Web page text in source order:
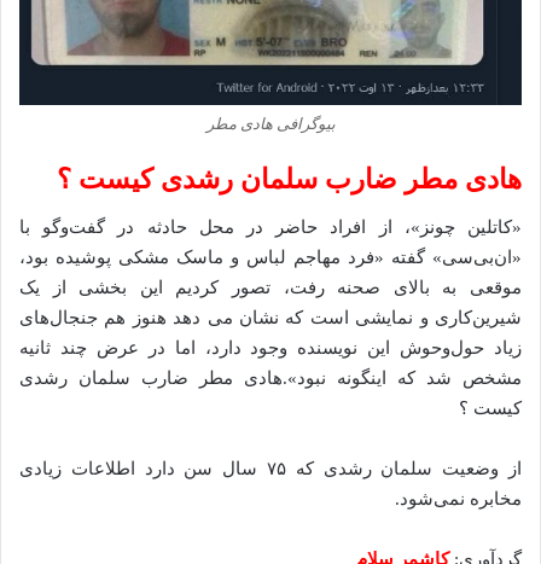
بیوگرافی هادی مطر
هادی مطر ضارب سلمان رشدی کیست ؟
«کاتلین چونز»، از افراد حاضر در محل حادثه در گفت‌وگو با
«ان‌بی‌سی» گفته «فرد مهاجم لباس و ماسک مشکی پوشیده بود،
موقعی به بالای صحنه رفت، تصور کردیم این بخشی از یک
شیرین‌کاری و نمایشی است که نشان می دهد هنوز هم جنجال‌های
زیاد حول‌وحوش این نویسنده وجود دارد، اما در عرض چند ثانیه
مشخص شد که اینگونه نبود».هادی مطر ضارب سلمان رشدی
کیست ؟
از وضعیت سلمان رشدی که ۷۵ سال سن دارد اطلاعات زیادی
مخابره نمی‌شود.
گردآوری:کاشمر سلام